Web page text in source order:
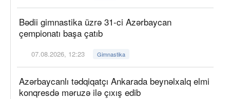
Bədii gimnastika üzrə 31-ci Azərbaycan
çempionatı başa çatıb
07.08.2026, 12:23 Gimnastika
Azərbaycanlı tədqiqatçı Ankarada beynəlxalq elmi
konqresdə məruzə ilə çıxış edib